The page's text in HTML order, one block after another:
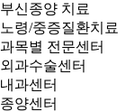
부신종양 치료
노령/중증질환치료
과목별 전문센터
외과수술센터
내과센터
종양센터